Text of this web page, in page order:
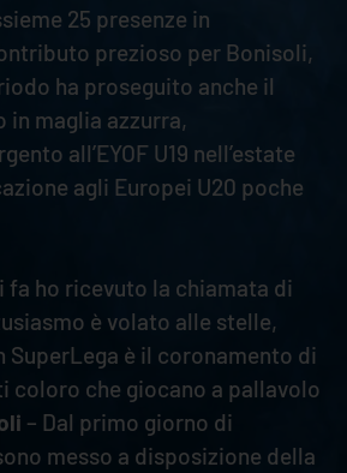
25 presenze in
prezioso per Bonisoli,
ha proseguito anche il
maglia azzurra,
all’EYOF U19 nell’estate
agli Europei U20 poche
fa ho ricevuto la chiamata di
è volato alle stelle,
SuperLega è il coronamento di
coloro che giocano a pallavolo
– Dal primo giorno di
messo a disposizione della